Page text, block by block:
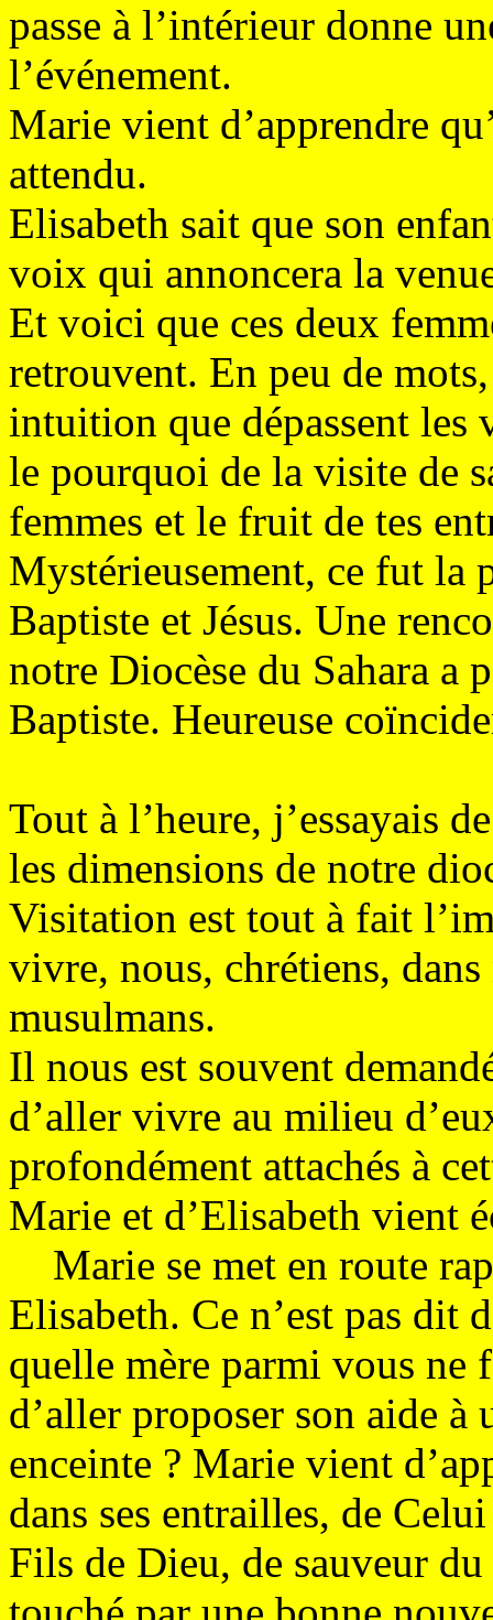
passe à l’intérieur donne
l’événement.
Marie vient d’apprendre
attendu.
Elisabeth sait que son
voix qui annoncera la
Et voici que ces deux
retrouvent. En peu de
intuition que dépassent les
le pourquoi de la visite de
femmes et le fruit de tes
Mystérieusement, ce fut la
Baptiste et Jésus. Une
notre Diocèse du Sahara a
Baptiste. Heureuse
Tout à l’heure, j’essayais
les dimensions de notre
Visitation est tout à fait
vivre, nous, chrétiens,
musulmans.
Il nous est souvent
d’aller vivre au milieu
profondément attachés à
Marie et d’Elisabeth vient
Marie se met en route
Elisabeth. Ce n’est pas dit
quelle mère parmi vous ne
d’aller proposer son aide à
enceinte ? Marie vient
dans ses entrailles, de
Fils de Dieu, de sauveur